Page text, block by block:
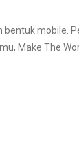
bentuk mobile.
Make The